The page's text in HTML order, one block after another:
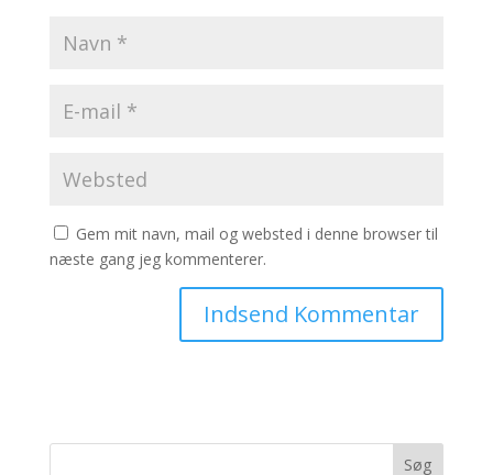
Gem mit navn, mail og websted i denne browser til
næste gang jeg kommenterer.